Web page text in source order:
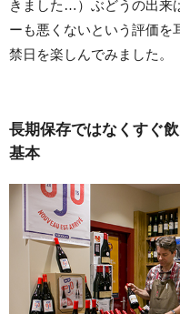
きました…）ぶどうの出来
ーも悪くないという評価を
禁日を楽しんでみました。
長期保存ではなくすぐ
基本